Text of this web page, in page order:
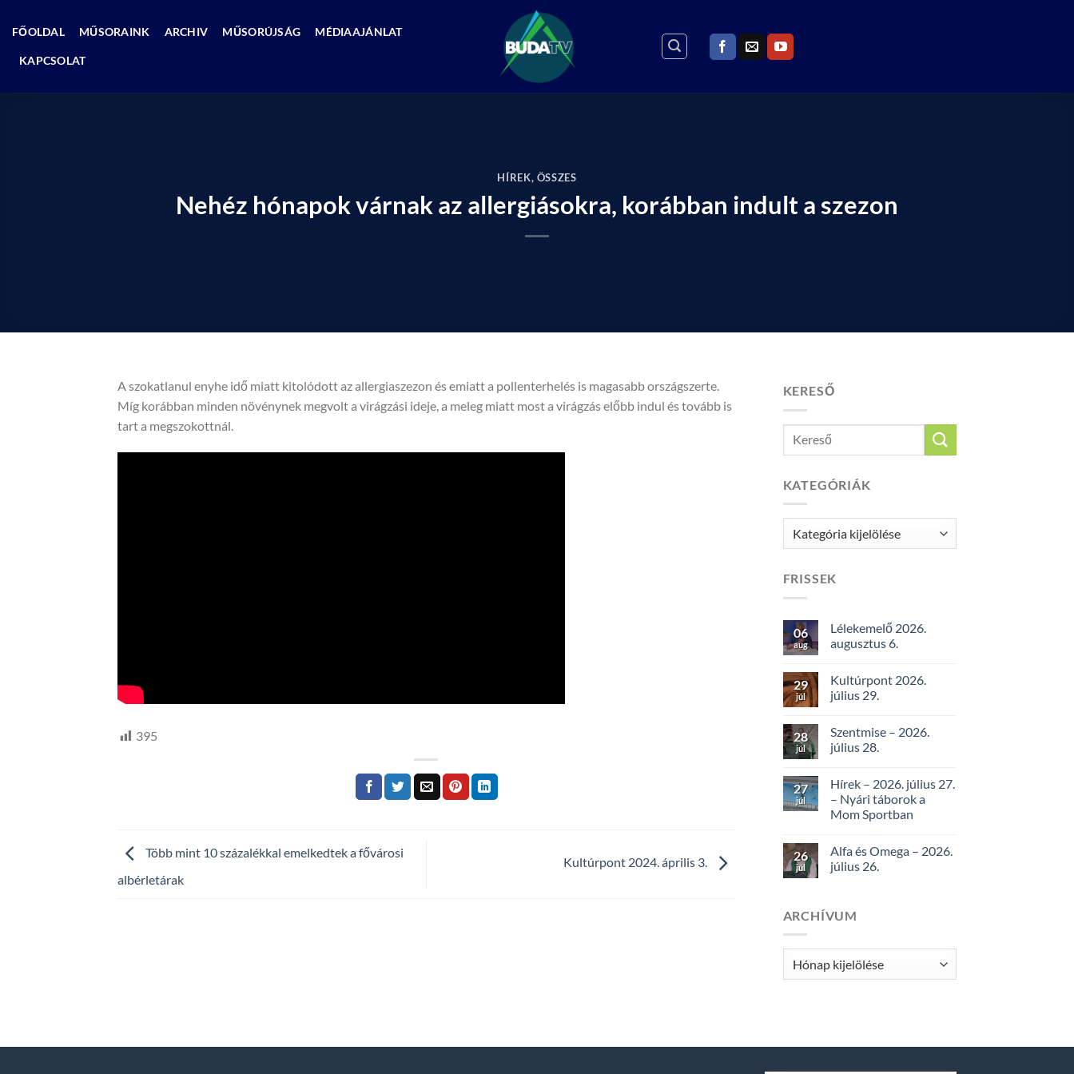
FŐOLDAL MŰSORAINK ARCHIV MŰSORÚJSÁG MÉDIAAJÁNLAT
KAPCSOLAT
HÍREK, ÖSSZES
Nehéz hónapok várnak az allergiásokra, korábban indult a szezon
A szokatlanul enyhe idő miatt kitolódott az allergiaszezon és emiatt a pollenterhelés is magasabb országszerte.
Míg korábban minden növénynek megvolt a virágzási ideje, a meleg miatt most a virágzás előbb indul és tovább is
tart a megszokottnál.
395
Több mint 10 százalékkal emelkedtek a fővárosi
albérletárak
Kultúrpont 2024. április 3.
KERESŐ
KATEGÓRIÁK
Kategóriák
FRISSEK
06
aug
Lélekemelő 2026.
augusztus 6.
29
júl
Kultúrpont 2026.
július 29.
28
júl
Szentmise – 2026.
július 28.
27
júl
Hírek – 2026. július 27.
– Nyári táborok a
Mom Sportban
26
júl
Alfa és Omega – 2026.
július 26.
ARCHÍVUM
Archívum